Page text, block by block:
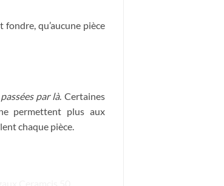
qu’aucune pièce
par là. Certaines
permettent plus aux
chaque pièce.